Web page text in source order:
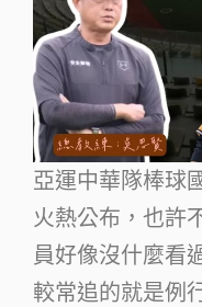
亞運中華隊棒球
火熱公布，也許
員好像沒什麼看
較常追的就是例